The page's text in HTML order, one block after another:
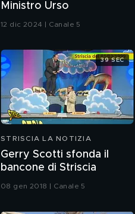
Ministro Urso
12 dic 2024 | Canale 5
STRISCIA LA NOTIZIA
Gerry Scotti sfonda il
bancone di Striscia
08 gen 2018 | Canale 5
39 SEC